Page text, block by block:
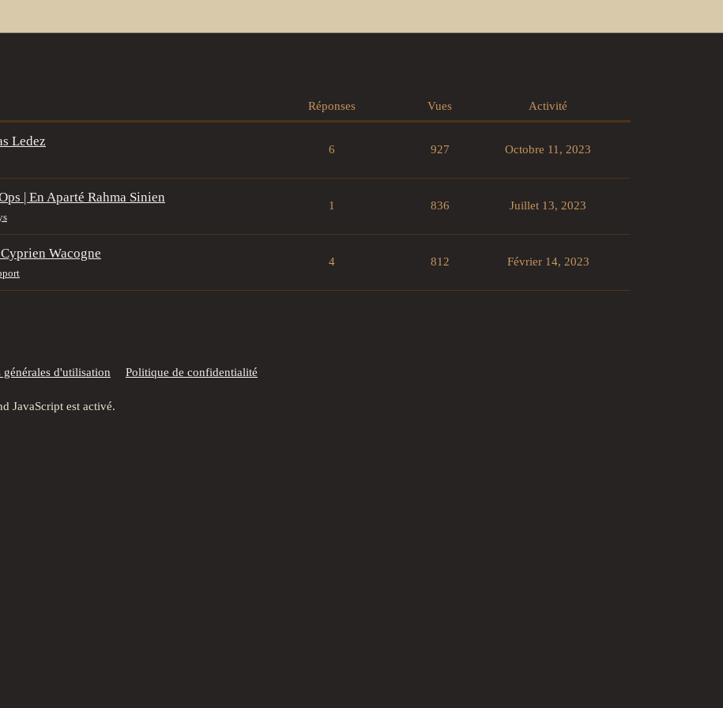
Réponses Vues Activité
Ledez
6 927 Octobre 11, 2023
| En Aparté Rahma Sinien
1 836 Juillet 13, 2023
Wacogne
4 812 Février 14, 2023
d'utilisation Politique de confidentialité
JavaScript est activé.